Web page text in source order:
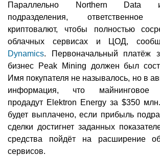
Параллельно Northern Data
подразделения,
криптовалют, чтобы полностью
облачных сервисах и ЦОД,
Dynamics. Первоначальный платёж
бизнес Peak Mining должен был
Имя покупателя не называлось, но в
информация, что майнинговое
продадут Elektron Energy за $350
будет выплачено, если прибыль
сделки достигнет заданных
средства пойдёт на расширение
сервисов.